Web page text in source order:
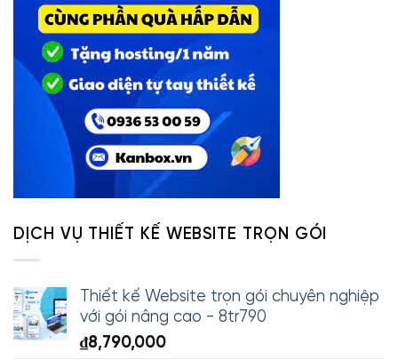
DỊCH VỤ THIẾT KẾ WEBSITE TRỌN GÓI
Thiết kế Website trọn gói chuyên nghiệp
với gói nâng cao - 8tr790
₫8,790,000